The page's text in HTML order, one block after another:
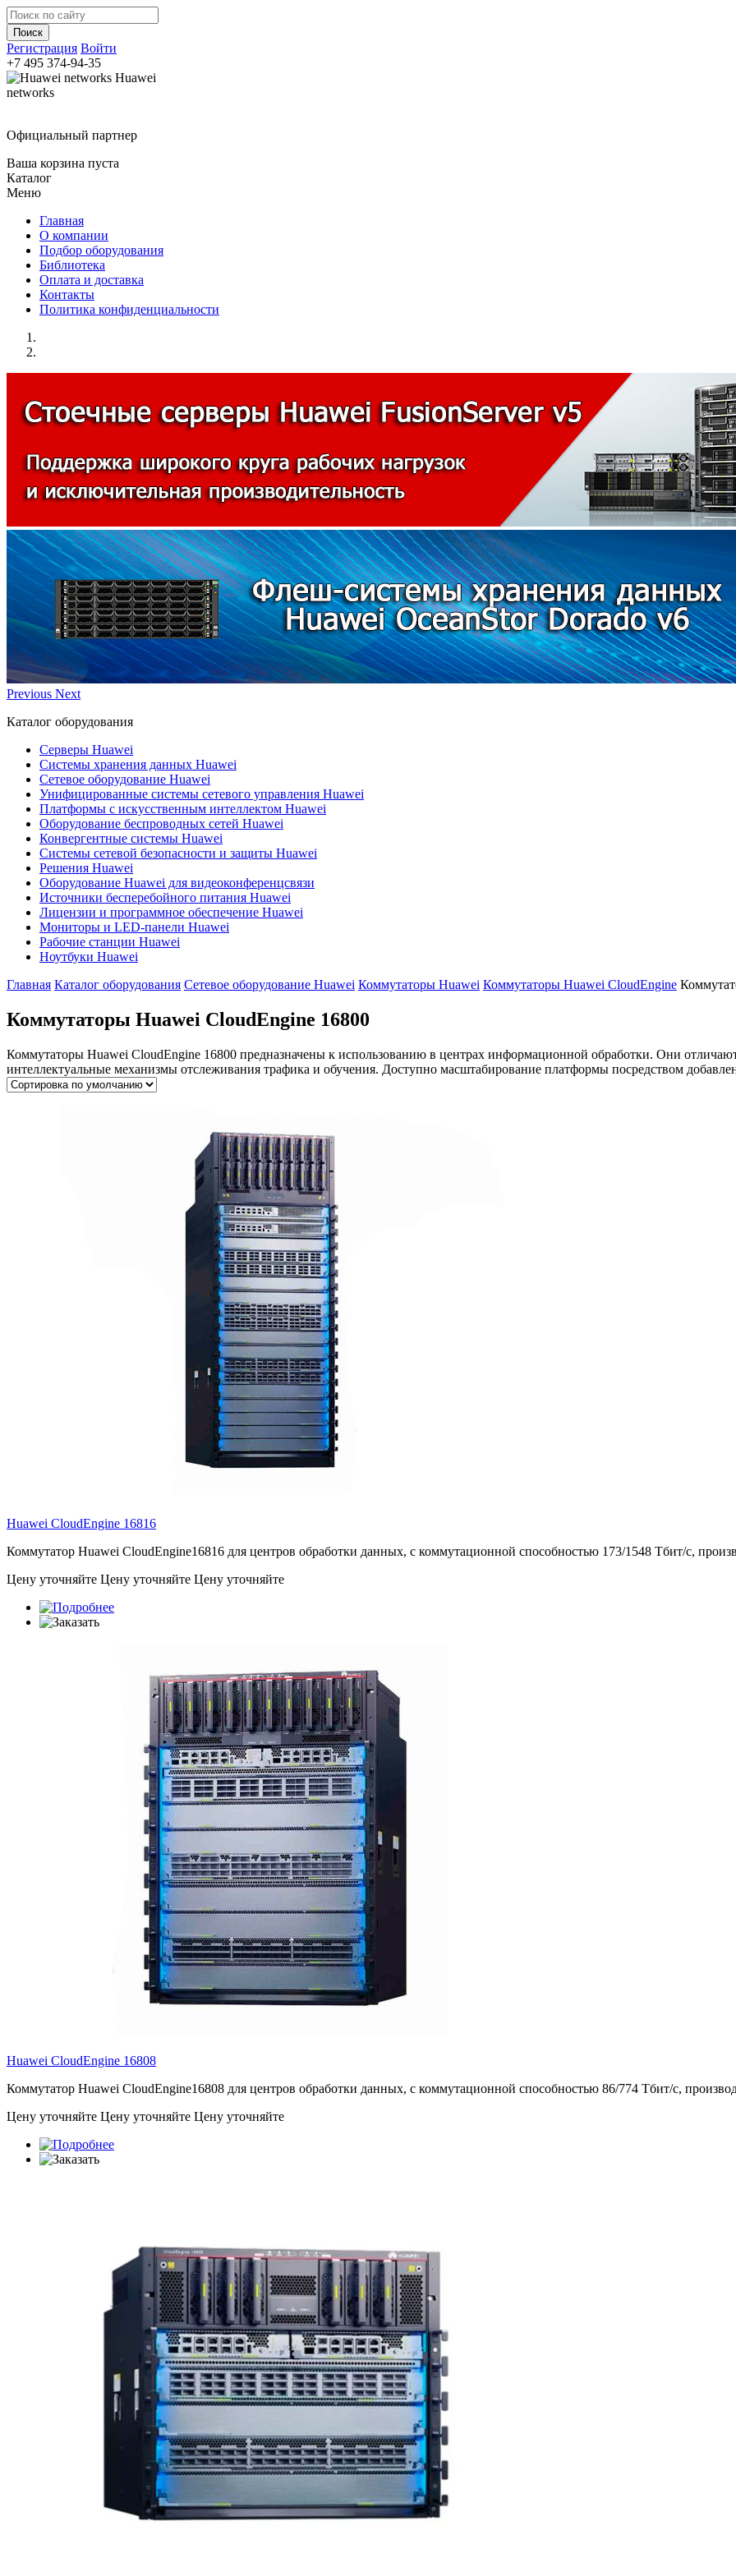
Регистрация Войти
+7 495 374-94-35
Huawei
networks
Официальный партнер
Ваша корзина пуста
Каталог
Меню
Главная
О компании
Подбор оборудования
Библиотека
Оплата и доставка
Контакты
Политика конфиденциальности
Previous Next
Каталог оборудования
Серверы Huawei
Системы хранения данных Huawei
Сетевое оборудование Huawei
Унифицированные системы сетевого управления Huawei
Платформы с искусственным интеллектом Huawei
Оборудование беспроводных сетей Huawei
Конвергентные системы Huawei
Системы сетевой безопасности и защиты Huawei
Решения Huawei
Оборудование Huawei для видеоконференцсвязи
Источники бесперебойного питания Huawei
Лицензии и программное обеспечение Huawei
Мониторы и LED-панели Huawei
Рабочие станции Huawei
Ноутбуки Huawei
Главная Каталог оборудования Сетевое оборудование Huawei Коммутаторы Huawei Коммутаторы Huawei CloudEngine
Коммутаторы Huawei CloudEngine 16800
Коммутаторы Huawei CloudEngine 16800 предназначены к использованию в центрах информационной обработки. Они
интеллектуальные механизмы отслеживания трафика и обучения. Доступно масштабирование платформы посредством
Huawei CloudEngine 16816
Коммутатор Huawei CloudEngine16816 для центров обработки данных, с коммутационной способностью 173/1548 Тбит/с,
Цену уточняйте Цену уточняйте Цену уточняйте
Huawei CloudEngine 16808
Коммутатор Huawei CloudEngine16808 для центров обработки данных, с коммутационной способностью 86/774 Тбит/с,
Цену уточняйте Цену уточняйте Цену уточняйте